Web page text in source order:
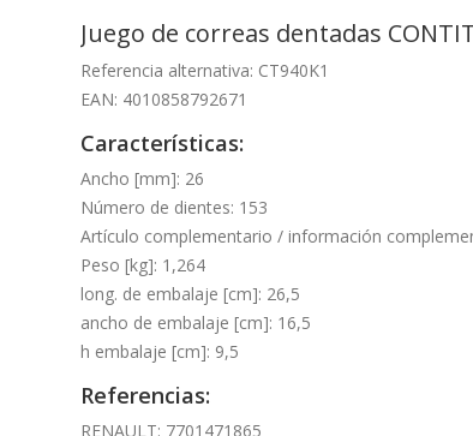
Juego de correas dentadas
Referencia alternativa: CT940K1
EAN: 4010858792671
Características:
Ancho [mm]: 26
Número de dientes: 153
Artículo complementario / información
Peso [kg]: 1,264
long. de embalaje [cm]: 26,5
ancho de embalaje [cm]: 16,5
h embalaje [cm]: 9,5
Referencias:
RENAULT: 7701471865